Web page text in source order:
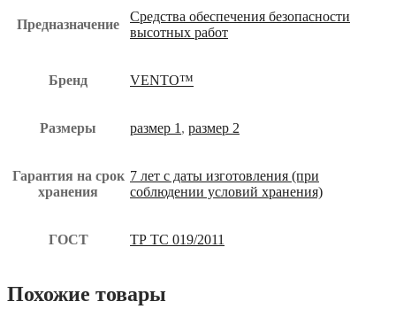
Предназначение
Средства обеспечения безопасности
высотных работ
Бренд VENTO™
Размеры размер 1 , размер 2
Гарантия на срок
хранения
7 лет с даты изготовления (при
соблюдении условий хранения)
ГОСТ ТР ТС 019/2011
Похожие товары